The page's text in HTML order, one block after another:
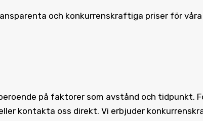
och konkurrenskraftiga priser för våra
på faktorer som avstånd och tidpunkt.
kontakta oss direkt. Vi erbjuder